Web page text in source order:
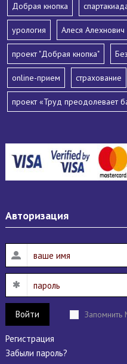
Добрая кнопка
урология Алеся Алехнович
проект "Добрая кнопка"
online-прием страхование
проект «Труд преодолевает
Авторизация
Войти Запомнить
Регистрация
Забыли пароль?